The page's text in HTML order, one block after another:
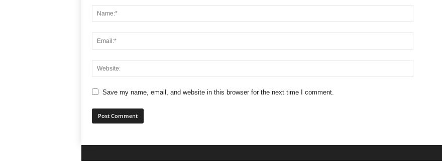
Save my name, email, and website in this browser for the next time I comment.